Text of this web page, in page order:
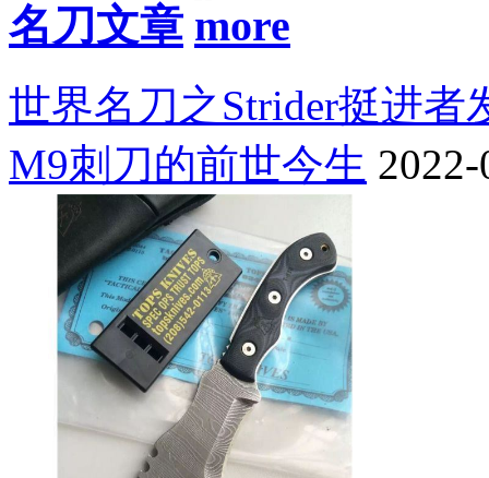
名刀文章
世界名刀之Strider挺进者
M9刺刀的前世今生